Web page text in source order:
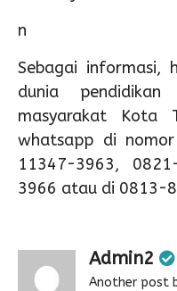
n
Sebagai informasi,
dunia pendidikan
masyarakat Kota
whatsapp di
11347-3963,
3966 atau di 0813-
Admin2
Another post